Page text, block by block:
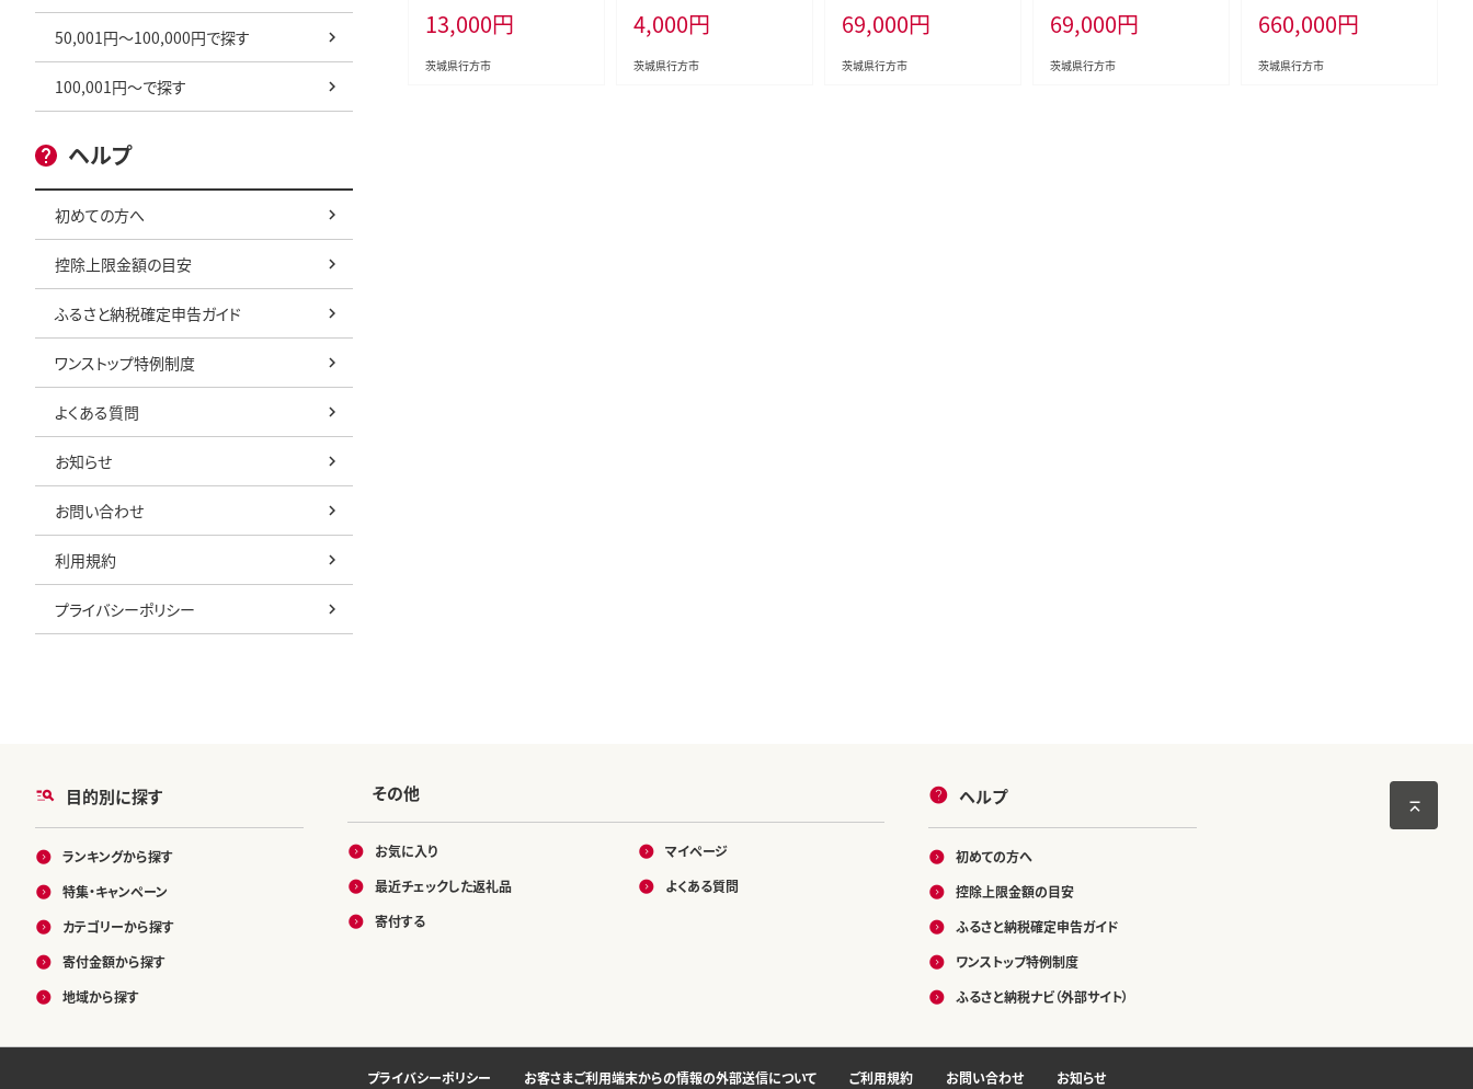
50,001円～100,000円で探す
100,001円～で探す
ヘルプ
初めての方へ
控除上限金額の目安
ふるさと納税確定申告ガイド
ワンストップ特例制度
よくある質問
お知らせ
お問い合わせ
利用規約
プライバシーポリシー
品・石岡市産）｜茨城県 行方
市 栗 生栗 秋 旬 無農薬(ER-
1-1)
13,000円
茨城県行方市
ード 茨城県 行方市(HE-5)
4,000円
茨城県行方市
69,000円
茨城県行方市
69,000円
茨城県行方市
660,000円
茨城県行方市
目的別に探す
ランキングから探す
特集・キャンペーン
カテゴリーから探す
寄付金額から探す
地域から探す
その他
お気に入り
最近チェックした返礼品
寄付する
マイページ
よくある質問
ヘルプ
初めての方へ
控除上限金額の目安
ふるさと納税確定申告ガイド
ワンストップ特例制度
ふるさと納税ナビ（外部サイト）
プライバシーポリシー お客さまご利用端末からの情報の外部送信について ご利用規約 お問い合わせ お知らせ